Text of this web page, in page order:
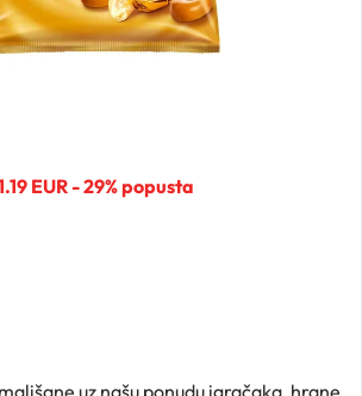
EUR - 29% popusta